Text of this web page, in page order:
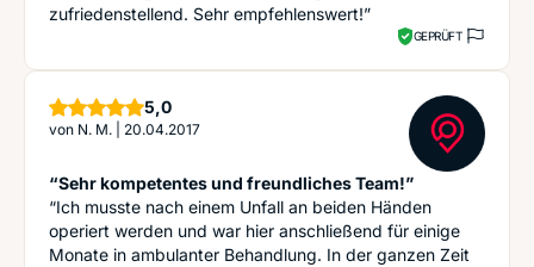
zufriedenstellend. Sehr empfehlenswert!”
GEPRÜFT
5,0Sterne
von N. M. 20.04.2017
“Sehr kompetentes und freundliches Team!”
“Ich musste nach einem Unfall an beiden Händen
operiert werden und war hier anschließend für einige
Monate in ambulanter Behandlung. In der ganzen Zeit